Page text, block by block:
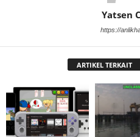
Yatsen
https://
ARTIKEL TERKAIT